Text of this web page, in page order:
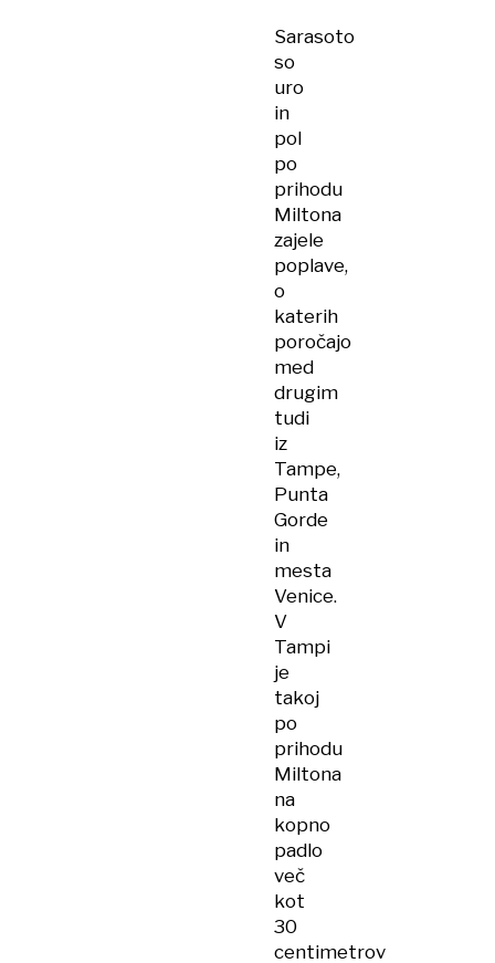
Sarasoto
so
uro
in
pol
po
prihodu
Miltona
zajele
poplave,
o
katerih
poročajo
med
drugim
tudi
iz
Tampe,
Punta
Gorde
in
mesta
Venice.
V
Tampi
je
takoj
po
prihodu
Miltona
na
kopno
padlo
več
kot
30
centimetrov